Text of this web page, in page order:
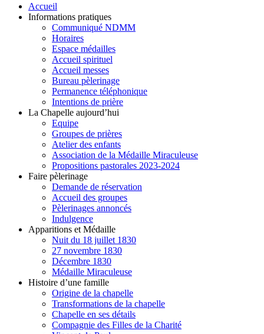
Accueil
Informations pratiques
Communiqué NDMM
Horaires
Espace médailles
Accueil spirituel
Accueil messes
Bureau pèlerinage
Permanence téléphonique
Intentions de prière
La Chapelle aujourd’hui
Equipe
Groupes de prières
Atelier des enfants
Association de la Médaille Miraculeuse
Propositions pastorales 2023-2024
Faire pèlerinage
Demande de réservation
Accueil des groupes
Pèlerinages annoncés
Indulgence
Apparitions et Médaille
Nuit du 18 juillet 1830
27 novembre 1830
Décembre 1830
Médaille Miraculeuse
Histoire d’une famille
Origine de la chapelle
Transformations de la chapelle
Chapelle en ses détails
Compagnie des Filles de la Charité